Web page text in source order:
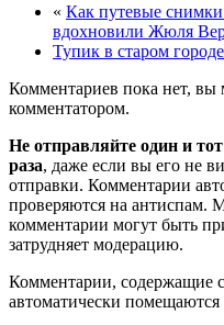
« Как путевые
вдохновили Жюля
Тупик в старом городе
Комментариев пока нет, вы
комментатором.
Не отправляйте один и
раза, даже если вы его не
отправки. Комментарии
проверяются на антиспам.
комментарии могут быть
затрудняет модерацию.
Комментарии, содержащие
автоматически помещаются